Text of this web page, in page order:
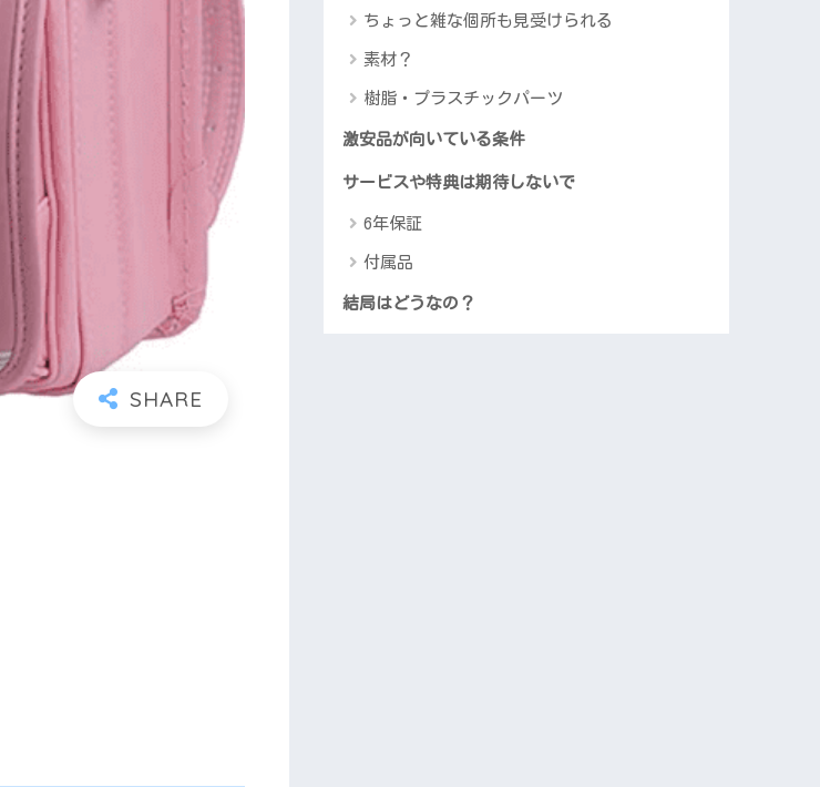
ちょっと雑な個所も見受けられる
素材？
樹脂・プラスチックパーツ
激安品が向いている条件
サービスや特典は期待しないで
6年保証
付属品
結局はどうなの？